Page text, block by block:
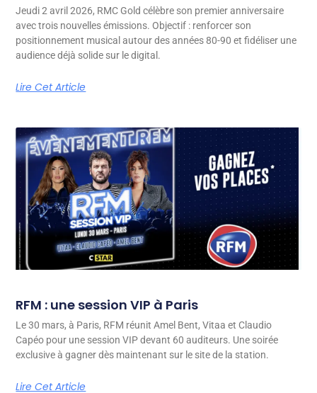
Jeudi 2 avril 2026, RMC Gold célèbre son premier anniversaire
avec trois nouvelles émissions. Objectif : renforcer son
positionnement musical autour des années 80-90 et fidéliser une
audience déjà solide sur le digital.
Lire Cet Article
RFM : une session VIP à Paris
Le 30 mars, à Paris, RFM réunit Amel Bent, Vitaa et Claudio
Capéo pour une session VIP devant 60 auditeurs. Une soirée
exclusive à gagner dès maintenant sur le site de la station.
Lire Cet Article